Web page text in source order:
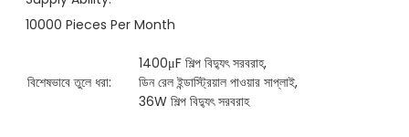
10000 Pieces Per Month
বিশেষভাবে তুলে ধরা:
1400μF শিল্প বিদ্যুৎ সরবরাহ,
ডিন রেল ইন্ডাস্ট্রিয়াল পাওয়ার সাপ্লাই,
36W শিল্প বিদ্যুৎ সরবরাহ